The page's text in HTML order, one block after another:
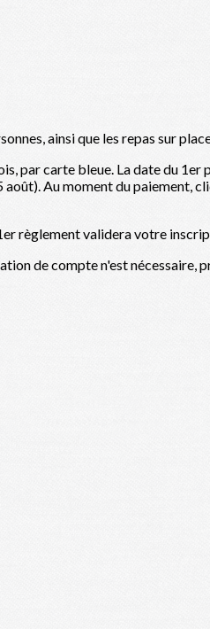
ainsi que les repas sur
par carte bleue. La date du
Au moment du paiement,
règlement validera votre
de compte n'est